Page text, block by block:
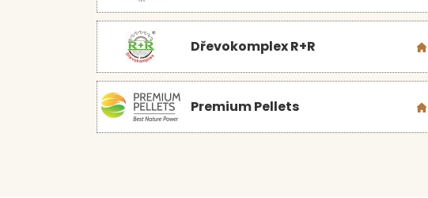
Dřevokomplex R+R
Premium Pellets